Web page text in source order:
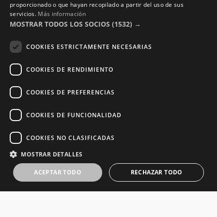
Política de Privacidad
Términos y Condiciones
Photocalls eventos
Photocall Boda y Novios
Copyright © 2016 – 2026 ZonaPlotter.com. All rights
proporcionado o que hayan recopilado a partir del uso de sus
servicios. Más información
MOSTRAR TODOS LOS SOCIOS (1532) →
COOKIES ESTRICTAMENTE NECESARIAS
COOKIES DE RENDIMIENTO
COOKIES DE PREFERENCIAS
COOKIES DE FUNCIONALIDAD
COOKIES NO CLASIFICADAS
MOSTRAR DETALLES
ACEPTAR TODO RECHAZAR TODO